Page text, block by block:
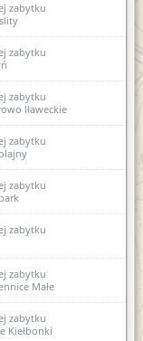
zabytku
zabytku
zabytku
Iławeckie
zabytku
zabytku
zabytku
zabytku
Małe
zabytku
Kiełbonki